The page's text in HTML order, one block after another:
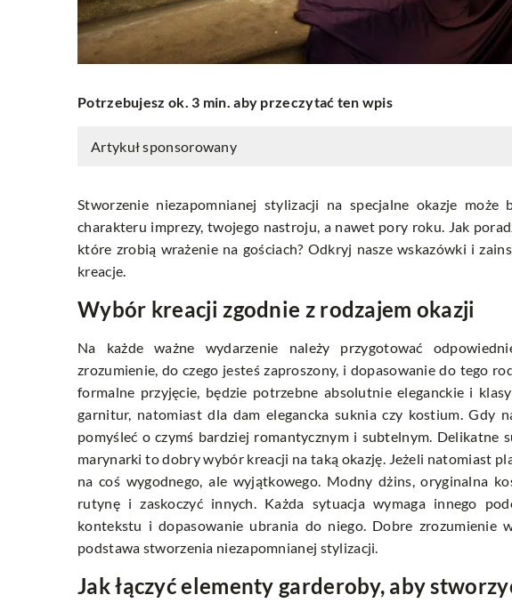
Potrzebujesz ok. 3 min. aby przeczytać ten wpis
Artykuł sponsorowany
Stworzenie niezapomnianej stylizacji na specjalne okazje
charakteru imprezy, twojego nastroju, a nawet pory roku. Jak
które zrobią wrażenie na gościach? Odkryj nasze wskazówki i
kreacje.
Wybór kreacji zgodnie z rodzajem okazji
Na każde ważne wydarzenie należy przygotować
zrozumienie, do czego jesteś zaproszony, i dopasowanie do tego
formalne przyjęcie, będzie potrzebne absolutnie eleganckie i
garnitur, natomiast dla dam elegancka suknia czy kostium. Gdy
pomyśleć o czymś bardziej romantycznym i subtelnym. Delikatne
marynarki to dobry wybór kreacji na taką okazję. Jeżeli natomiast
na coś wygodnego, ale wyjątkowego. Modny dżins, oryginalna
rutynę i zaskoczyć innych. Każda sytuacja wymaga innego
kontekstu i dopasowanie ubrania do niego. Dobre zrozumienie
podstawa stworzenia niezapomnianej stylizacji.
Jak łączyć elementy garderoby, aby